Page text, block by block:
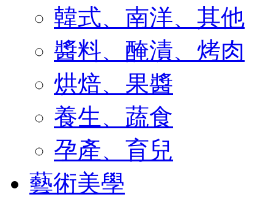
韓式、南洋、其他
醬料、醃漬、烤肉
烘焙、果醬
養生、蔬食
孕產、育兒
藝術美學